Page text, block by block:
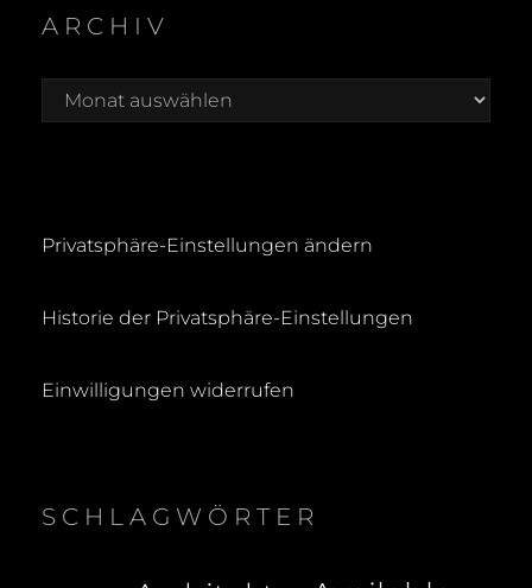
ARCHIV
Archiv
Privatsphäre-Einstellungen ändern
Historie der Privatsphäre-Einstellungen
Einwilligungen widerrufen
SCHLAGWÖRTER